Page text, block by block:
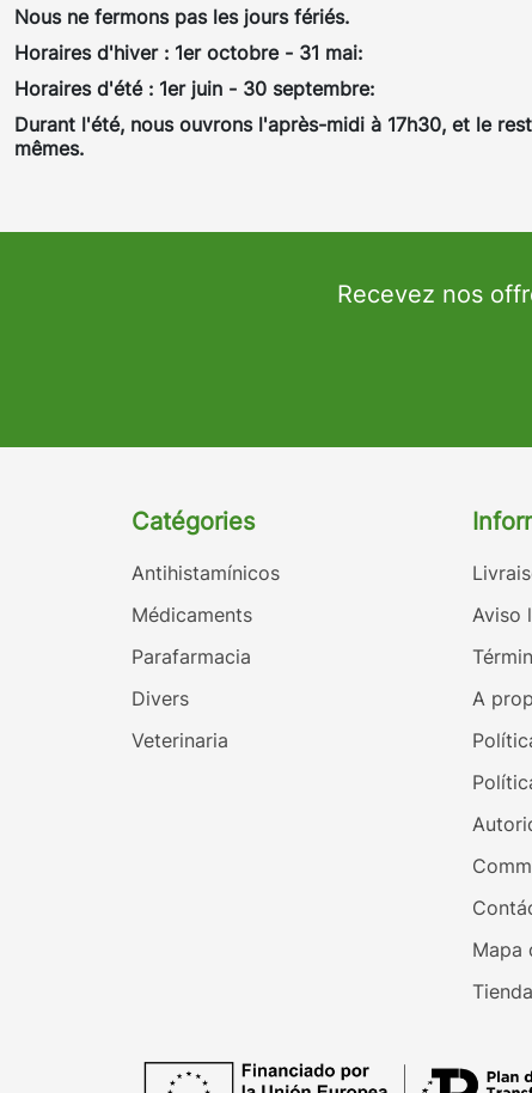
Nous ne fermons pas les jours fériés.
Horaires d'hiver : 1er octobre - 31 mai:
Horaires d'été : 1er juin - 30 septembre:
Durant l'été, nous ouvrons l'après-midi à 17h30, et le
mêmes.
Recevez nos
Catégories
Antihistamínicos
Médicaments
Parafarmacia
Divers
Veterinaria
Aviso
A
Mapa